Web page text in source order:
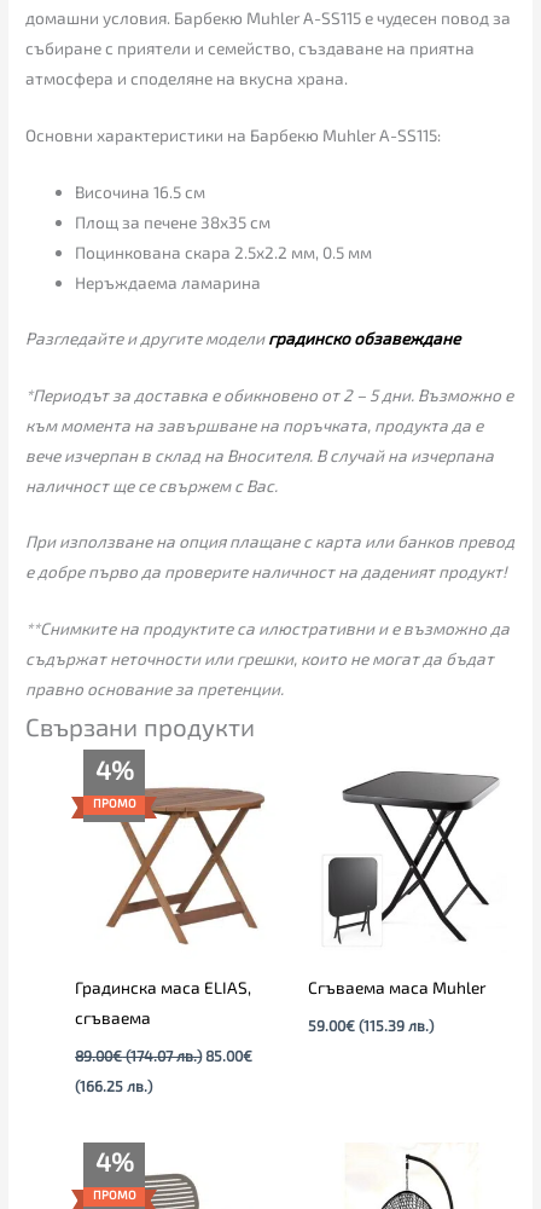
домашни условия. Барбекю Muhler A-SS115 е чудесен повод за
събиране с приятели и семейство, създаване на приятна
атмосфера и споделяне на вкусна храна.
Основни характеристики на Барбекю Muhler A-SS115:
Височина 16.5 см
Площ за печене 38х35 см
Поцинкована скара 2.5х2.2 мм, 0.5 мм
Неръждаема ламарина
Разгледайте и другите моделиградинско обзавеждане
*Периодът за доставка е обикновено от 2 – 5 дни. Възможно е
към момента на завършване на поръчката, продукта да е
вече изчерпан в склад на Вносителя. В случай на изчерпана
наличност ще се свържем с Вас.
При използване на опция плащане с карта или банков превод
е добре първо да проверите наличност на даденият продукт!
**Снимките на продуктите са илюстративни и е възможно да
съдържат неточности или грешки, които не могат да бъдат
правно основание за претенции.
Свързани продукти
4%
ПРОМО
Градинска маса ELIAS,
сгъваема
89.00€ (174.07 лв.)
was:
89.00€
(174.07
лв.).
85.00€
(166.25 лв.)
е:
85.00€
(166.25
лв.).
Сгъваема маса Muhler
59.00€ (115.39 лв.)
4%
ПРОМО
цена
е: